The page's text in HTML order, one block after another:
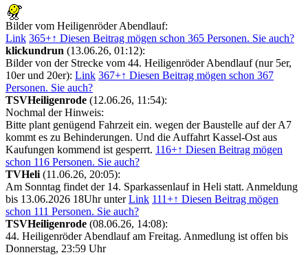
Bilder vom Heiligenröder Abendlauf:
Link 365+↑ Diesen Beitrag mögen schon 365 Personen. Sie auch?
klickundrun (13.06.26, 01:12):
Bilder von der Strecke vom 44. Heiligenröder Abendlauf (nur 5er,
10er und 20er): Link 367+↑ Diesen Beitrag mögen schon 367
Personen. Sie auch?
TSVHeiligenrode (12.06.26, 11:54):
Nochmal der Hinweis:
Bitte plant genügend Fahrzeit ein. wegen der Baustelle auf der A7
kommt es zu Behinderungen. Und die Auffahrt Kassel-Ost aus
Kaufungen kommend ist gesperrt. 116+↑ Diesen Beitrag mögen
schon 116 Personen. Sie auch?
TVHeli (11.06.26, 20:05):
Am Sonntag findet der 14. Sparkassenlauf in Heli statt. Anmeldung
bis 13.06.2026 18Uhr unterLink 111+↑ Diesen Beitrag mögen
schon 111 Personen. Sie auch?
TSVHeiligenrode (08.06.26, 14:08):
44. Heiligenröder Abendlauf am Freitag. Anmedlung ist offen bis
Donnerstag, 23:59 Uhr